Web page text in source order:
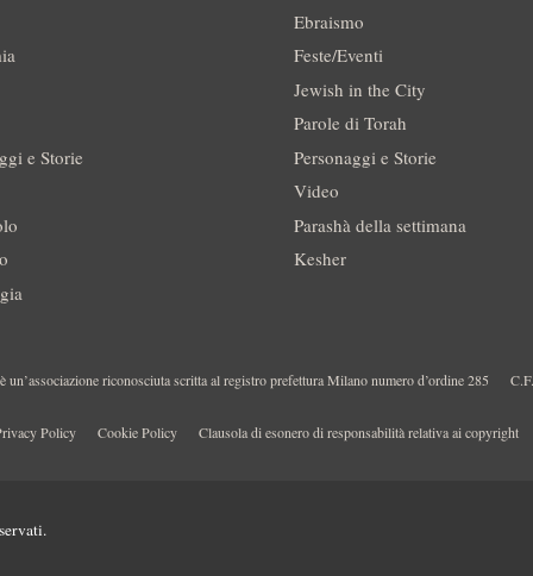
e Storie
Ebraismo
Feste/Eventi
Jewish in the City
Parole di Torah
Personaggi e Storie
Video
Parashà della settimana
Kesher
un’associazione riconosciuta scritta al registro prefettura Milano numero d’ordine 285
Policy Cookie Policy Clausola di esonero di responsabilità relativa ai copyright